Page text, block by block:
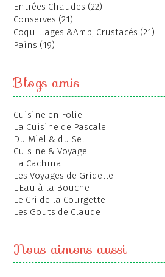
Entrées Chaudes (22)
Conserves (21)
Coquillages &Amp; Crustacés (21)
Pains (19)
Blogs amis
Cuisine en Folie
La Cuisine de Pascale
Du Miel & du Sel
Cuisine & Voyage
La Cachina
Les Voyages de Gridelle
L'Eau à la Bouche
Le Cri de la Courgette
Les Gouts de Claude
Nous aimons aussi